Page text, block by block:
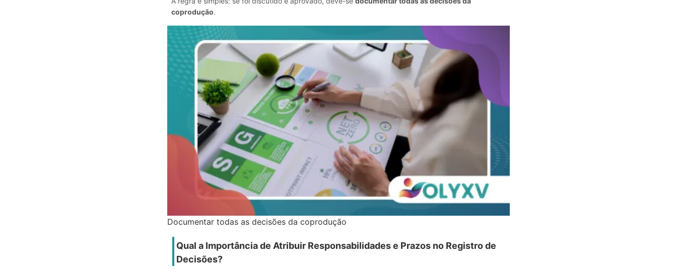
coprodução.
Documentar todas as decisões da coprodução
Qual a Importância de Atribuir Responsabilidades e Prazos no Registro de
Decisões?